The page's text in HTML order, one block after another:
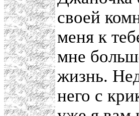
своей
меня к
мне
жизнь.
него с